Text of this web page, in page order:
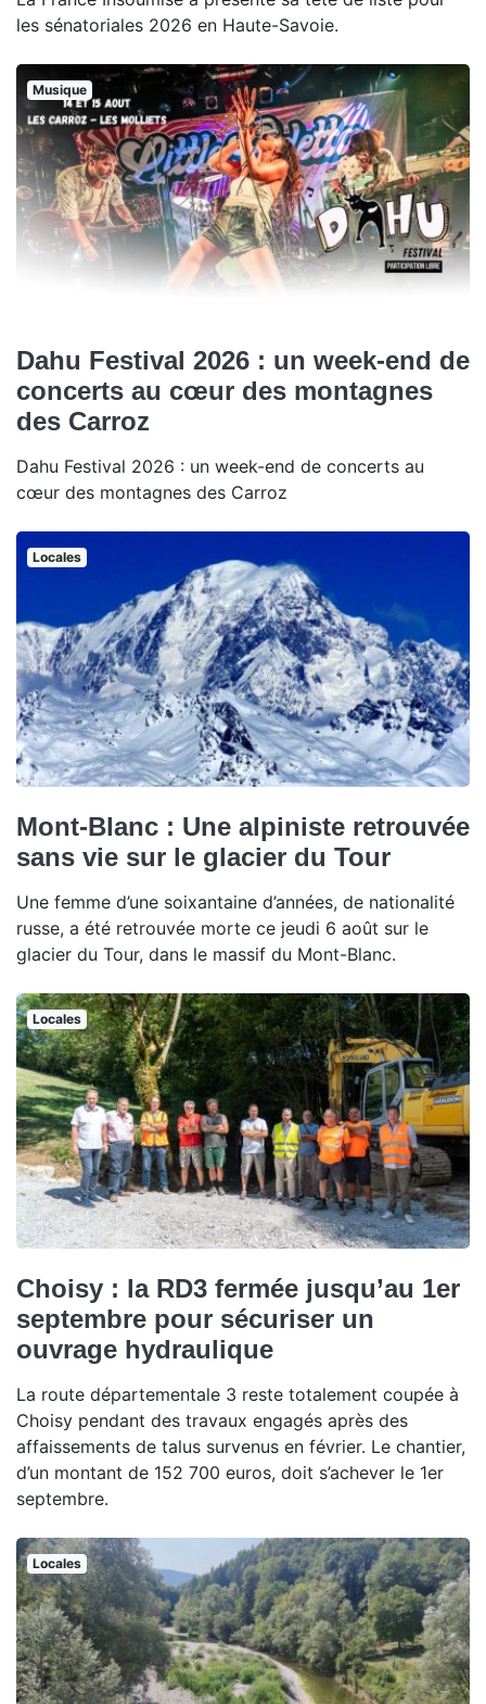
les sénatoriales 2026 en Haute-Savoie.
Musique
Dahu Festival 2026 : un week-end de
concerts au cœur des montagnes
des Carroz
Dahu Festival 2026 : un week-end de concerts au
cœur des montagnes des Carroz
Locales
Mont-Blanc : Une alpiniste retrouvée
sans vie sur le glacier du Tour
Une femme d’une soixantaine d’années, de nationalité
russe, a été retrouvée morte ce jeudi 6 août sur le
glacier du Tour, dans le massif du Mont-Blanc.
Locales
Choisy : la RD3 fermée jusqu’au 1er
septembre pour sécuriser un
ouvrage hydraulique
La route départementale 3 reste totalement coupée à
Choisy pendant des travaux engagés après des
affaissements de talus survenus en février. Le chantier,
d’un montant de 152 700 euros, doit s’achever le 1er
septembre.
Locales